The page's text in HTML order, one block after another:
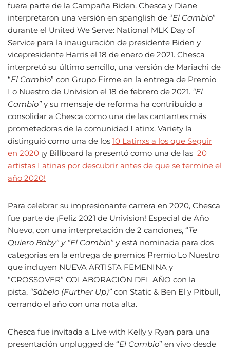
fuera parte de la Campaña Biden. Chesca y Diane
interpretaron una versión en spanglish de “El Cambio”
durante el United We Serve: National MLK Day of
Service para la inauguración de presidente Biden y
vicepresidente Harris el 18 de enero de 2021. Chesca
interpretó su último sencillo, una versión de Mariachi de
“El Cambio” con Grupo Firme en la entrega de Premio
Lo Nuestro de Univision el 18 de febrero de 2021. “El
Cambio”y su mensaje de reforma ha contribuido a
consolidar a Chesca como una de las cantantes más
prometedoras de la comunidad Latinx. Variety la
distinguió como una de los 10 Latinxs a los que Seguir
en 2020 ¡y Billboard la presentó como una de las 20
artistas Latinas por descubrir antes de que se termine el
año 2020!
Para celebrar su impresionante carrera en 2020, Chesca
fue parte de ¡Feliz 2021 de Univision! Especial de Año
Nuevo, con una interpretación de 2 canciones, “Te
Quiero Baby” y “El Cambio”y está nominada para dos
categorías en la entrega de premios Premio Lo Nuestro
que incluyen NUEVA ARTISTA FEMENINA y
“CROSSOVER” COLABORACIÓN DEL AÑO con la
pista, “Sábelo (Further Up)”con Static & Ben El y Pitbull,
cerrando el año con una nota alta.
Chesca fue invitada a Live with Kelly y Ryan para una
presentación unplugged de “El Cambio” en vivo desde